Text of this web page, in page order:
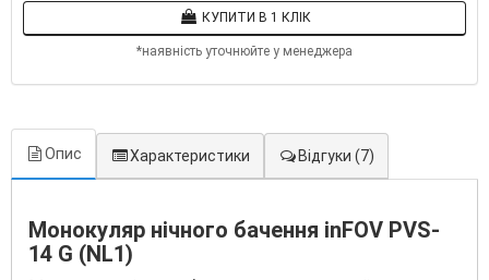
КУПИТИ В 1 КЛІК
*наявність уточнюйте у менеджера
Опис Характеристики Відгуки (7)
Монокуляр нічного бачення inFOV PVS-
14 G (NL1)